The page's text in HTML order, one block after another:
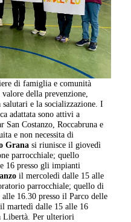
di famiglia e comunità
della prevenzione,
e la socializzazione. I
adattata sono attivi a
San Costanzo, Roccabruna e
e non necessita di
Grana si riunisce il giovedì
parrocchiale; quello
16 presso gli impianti
il mercoledì dalle 15 alle
parrocchiale; quello di
16.30 presso il Parco delle
il martedì dalle 15 alle 16
Libertà. Per ulteriori